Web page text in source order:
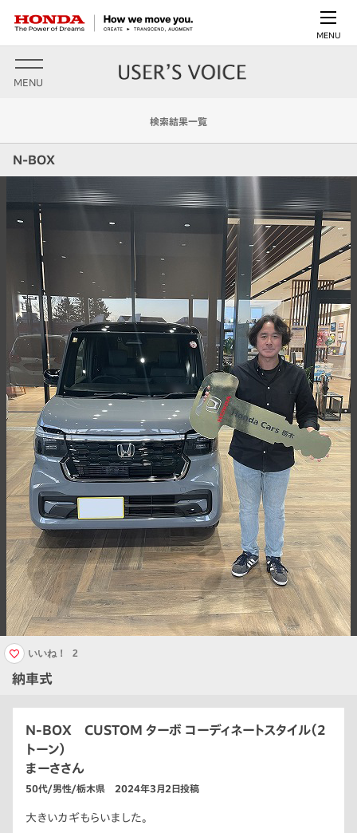
MENU
MENU
検索結果一覧
N-BOX
納車式
いいね！ 2
N-BOX CUSTOM ターボ コーディネートスタイル（2
トーン）
まーささん
50代/男性/栃木県 2024年3月2日投稿
大きいカギもらいました。